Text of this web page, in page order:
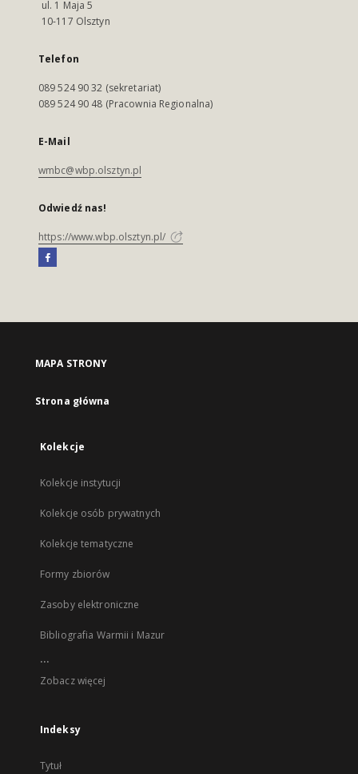
ul. 1 Maja 5
10-117 Olsztyn
Telefon
089 524 90 32 (sekretariat)
089 524 90 48 (Pracownia Regionalna)
E-Mail
wmbc@wbp.olsztyn.pl
Odwiedź nas!
https://www.wbp.olsztyn.pl/
MAPA STRONY
Strona główna
Kolekcje
Kolekcje instytucji
Kolekcje osób prywatnych
Kolekcje tematyczne
Formy zbiorów
Zasoby elektroniczne
Bibliografia Warmii i Mazur
...
Zobacz więcej
Indeksy
Tytuł